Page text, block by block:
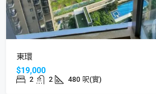
東環
$19,000
2 2 480 呎(實)